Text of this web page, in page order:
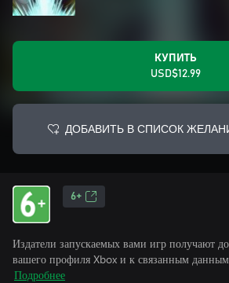
КУПИТЬ
USD$12.99
ДОБАВИТЬ В СПИСОК
6+
Издатели запускаемых вами игр получают
вашего профиля Xbox и к связанным
Подробнее